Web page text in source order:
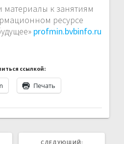
материалы к занятиям
ресурсе
profmin.bvbinfo.ru
ссылкой:
Печать
СЛЕДУЮЩИЙ: